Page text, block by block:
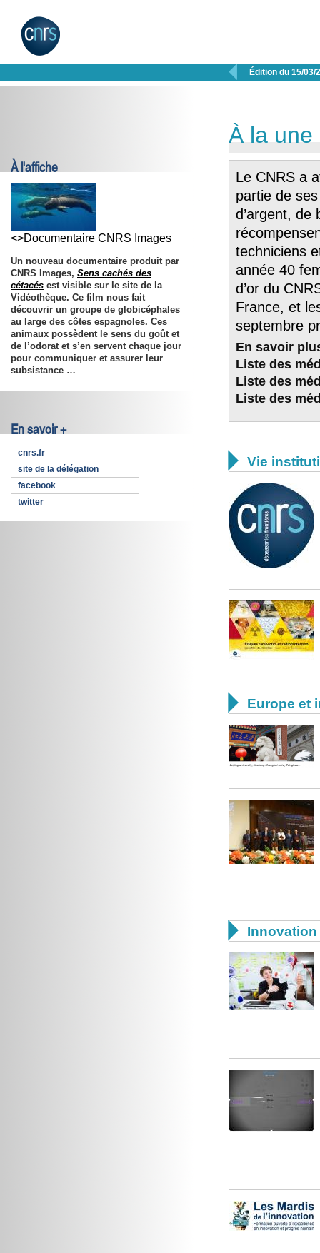
 Édition du 15/03/
À l'affiche
<>Documentaire CNRS Images
Un nouveau documentaire produit par
CNRS Images, Sens cachés des
cétacés est visible sur le site de la
Vidéothèque. Ce film nous fait
découvrir un groupe de globicéphales
au large des côtes espagnoles. Ces
animaux possèdent le sens du goût et
de l’odorat et s’en servent chaque jour
pour communiquer et assurer leur
subsistance …
En savoir +
cnrs.fr
site de la délégation
facebook
twitter
À la une
Le CNRS a
partie de
d’argent, de
techniciens
année 40
d’or du
France, et
septembre
En savoir
Liste des
Liste des
Liste des
 Vie
 Europe et
